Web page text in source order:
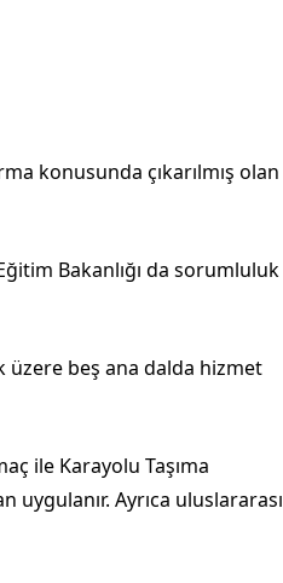
konusunda çıkarılmış olan
Bakanlığı da sorumluluk
üzere beş ana dalda hizmet
ile Karayolu Taşıma
Ayrıca uluslararası